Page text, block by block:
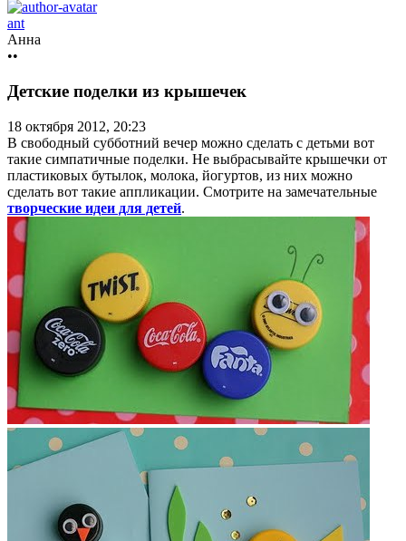
ant
Анна
••
Детские поделки из крышечек
18 октября 2012, 20:23
В свободный субботний вечер можно сделать с детьми вот
такие симпатичные поделки. Не выбрасывайте крышечки от
пластиковых бутылок, молока, йогуртов, из них можно
сделать вот такие аппликации. Смотрите на замечательные
творческие идеи для детей.